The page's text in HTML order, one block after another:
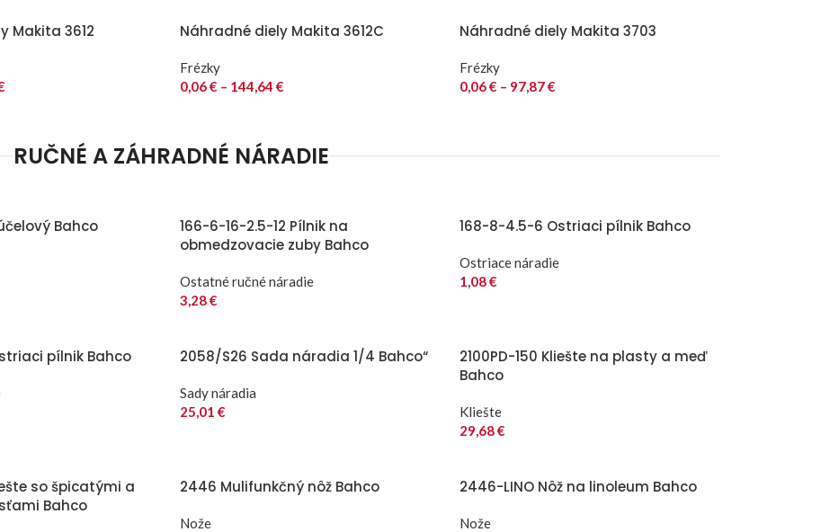
Makita 3612 Náhradné diely Makita 3612C
Frézky
0,06€ – 144,64 €
Náhradné diely Makita 3703
Frézky
0,06€ – 97,87€
RUČNÉ A ZÁHRADNÉ NÁRADIE
Bahco
166-6-16-2.5-12 Pílnik na
obmedzovacie zuby Bahco
Ostatné ručné náradie
3,28€
168-8-4.5-6 Ostriaci pílnik Bahco
Ostriace náradie
1,08€
pílnik Bahco 2058/S26 Sada náradia 1/4 Bahco“
Sady náradia
25,01 €
2100PD-150 Kliešte na plasty a meď
Bahco
Kliešte
29,68€
so špicatými a
Bahco
2446 Mulifunkčný nôž Bahco
Nože
2446-LINO Nôž na linoleum Bahco
Nože